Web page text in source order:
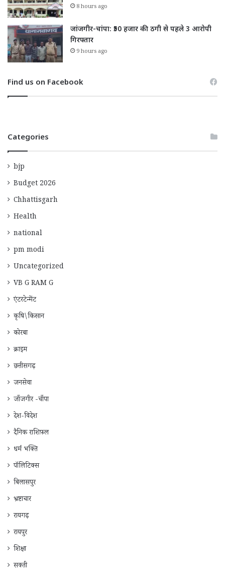
8 hours ago
जांजगीर-चांपा: ₹50 हजार की ठगी से पहले 3 आरोपी
गिरफ्तार
9 hours ago
Find us on Facebook
Categories
bjp
Budget 2026
Chhattisgarh
Health
national
pm modi
Uncategorized
VB G RAM G
एंटरटेन्मेंट
कृषि\किसान
कोरबा
क्राइम
छत्तीसगढ़
जनसेवा
जाँजगीर -चाँपा
देश-विदेश
दैनिक राशिफ़ल
धर्म भक्ति
पॉलिटिक्स
बिलासपुर
भ्रष्टाचार
रायगढ़
रायपुर
शिक्षा
सक्ती